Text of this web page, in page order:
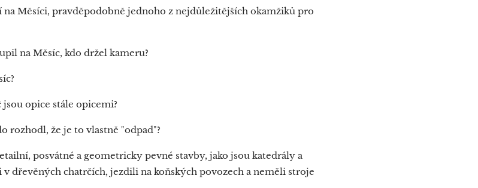
na Měsíci, pravděpodobně jednoho z nejdůležitějších okamžiků pro
na Měsíc, kdo držel kameru?
opice stále opicemi?
rozhodl, že je to vlastně "odpad"?
posvátné a geometricky pevné stavby, jako jsou katedrály a
dřevěných chatrčích, jezdili na koňských povozech a neměli stroje